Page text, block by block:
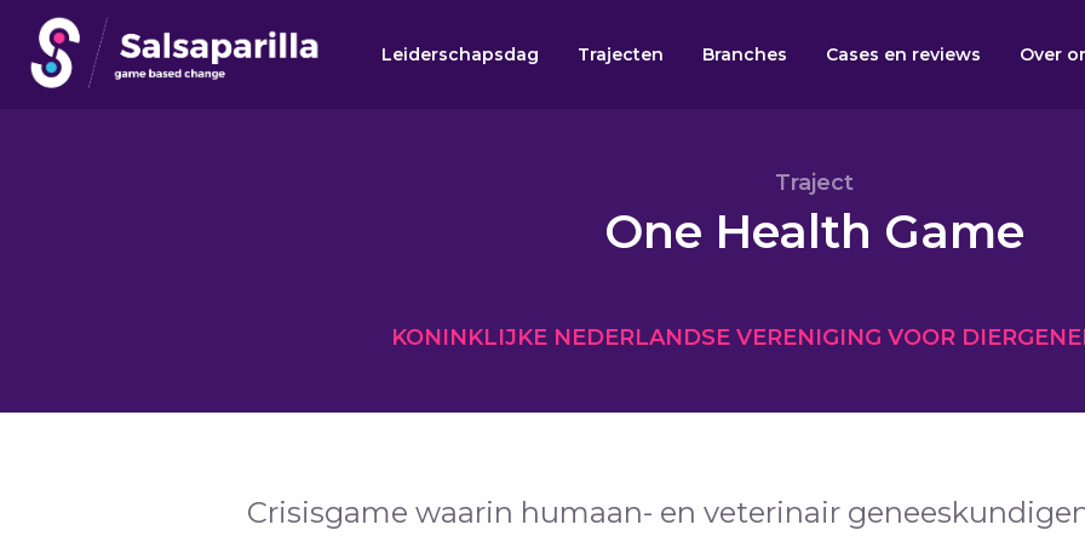
Leiderschapsdag Trajecten Branches Cases en reviews Over
Traject
One Health Game
KONINKLIJKE NEDERLANDSE VERENIGING VOOR
Crisisgame waarin humaan- en veterinair